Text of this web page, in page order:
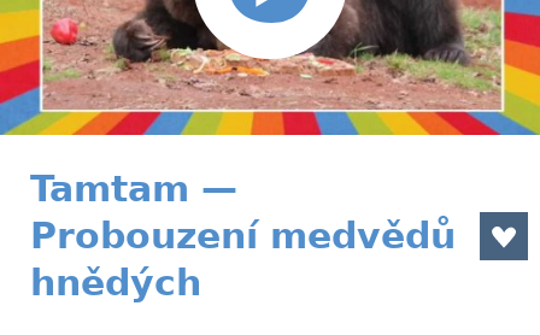
Tamtam —
Probouzení medvědů
hnědých